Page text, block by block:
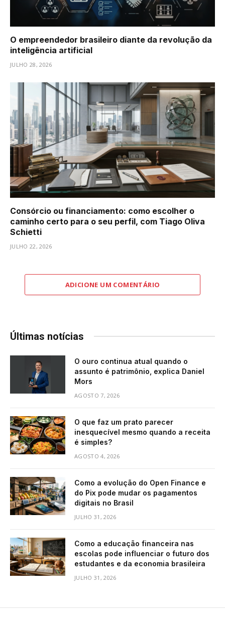
O empreendedor brasileiro diante da revolução da
inteligência artificial
JULHO 28, 2026
Consórcio ou financiamento: como escolher o
caminho certo para o seu perfil, com Tiago Oliva
Schietti
JULHO 22, 2026
ADICIONE UM COMENTÁRIO
Últimas notícias
O ouro continua atual quando o
assunto é patrimônio, explica Daniel
Mors
AGOSTO 7, 2026
O que faz um prato parecer
inesquecível mesmo quando a receita
é simples?
AGOSTO 4, 2026
Como a evolução do Open Finance e
do Pix pode mudar os pagamentos
digitais no Brasil
JULHO 31, 2026
Como a educação financeira nas
escolas pode influenciar o futuro dos
estudantes e da economia brasileira
JULHO 31, 2026